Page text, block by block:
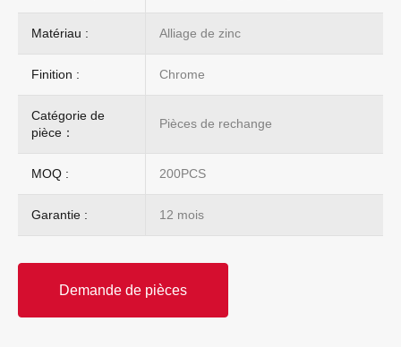
Matériau : Alliage de zinc
Finition : Chrome
Catégorie de
pièce：
Pièces de rechange
MOQ : 200PCS
Garantie : 12 mois
Demande de pièces